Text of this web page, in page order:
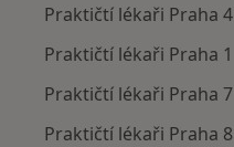
Praktičtí lékaři Praha 4
Praktičtí lékaři Praha 1
Praktičtí lékaři Praha 7
Praktičtí lékaři Praha 8